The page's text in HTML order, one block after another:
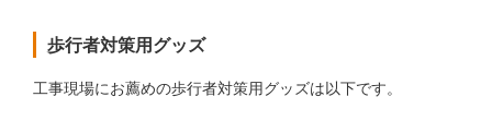
歩行者対策用グッズ
工事現場にお薦めの歩行者対策用グッズは以下です。